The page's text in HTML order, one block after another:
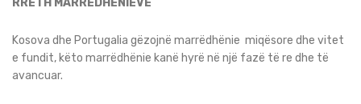
RRETH MARRËDHËNIEVE
Kosova dhe Portugalia gëzojnë marrëdhënie miqësore dhe vitet
e fundit, këto marrëdhënie kanë hyrë në një fazë të re dhe të
avancuar.